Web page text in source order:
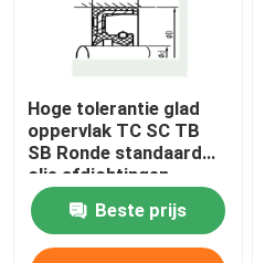
Asafdichting aandrijfas
Hoge tolerantie glad
oppervlak TC SC TB
SB Ronde standaard
olie afdichtingen
Beste prijs